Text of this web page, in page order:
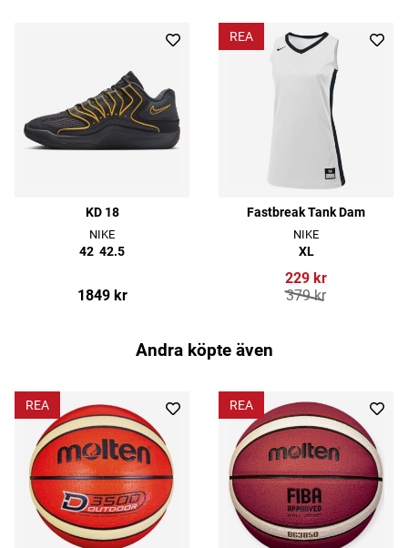
KD 18
NIKE
42 42.5
1849 kr
REA
Fastbreak Tank Dam
NIKE
XL
229 kr
379 kr
Andra köpte även
REA REA